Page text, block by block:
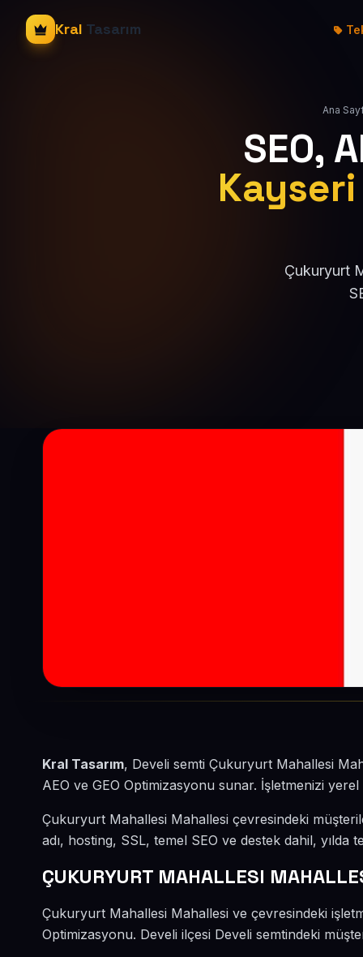
Kral Tasarım
Ana
SEO,
Çukuryurt
Kral Tasarım, Develi semti Çukuryurt Mahallesi
AEO ve GEO Optimizasyonu sunar. İşletmenizi
Çukuryurt Mahallesi Mahallesi çevresindeki
adı, hosting, SSL, temel SEO ve destek dahil, yılda
ÇUKURYURT MAHALLESI
Çukuryurt Mahallesi Mahallesi ve çevresindeki
Optimizasyonu. Develi ilçesi Develi semtindeki